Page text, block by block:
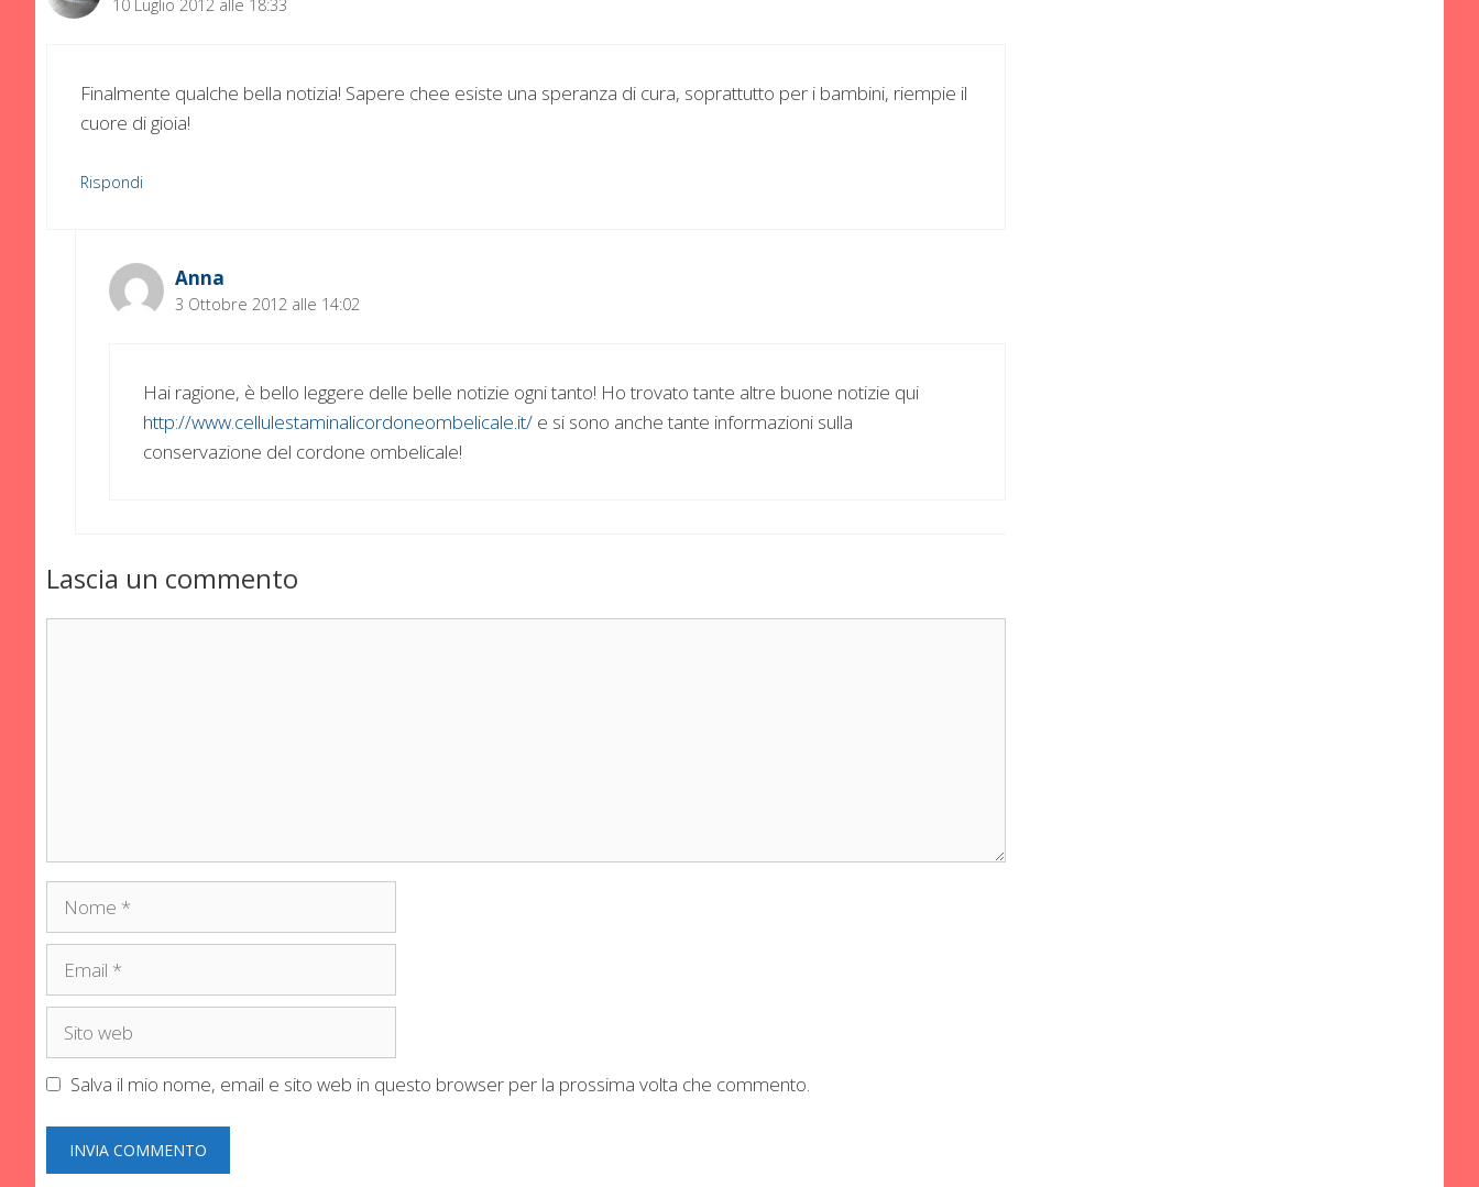
10 Luglio 2012 alle 18:33
Finalmente qualche bella notizia! Sapere chee esiste una speranza di cura, soprattutto per i bambini, riempie il
cuore di gioia!
Rispondi
Anna
3 Ottobre 2012 alle 14:02
Hai ragione, è bello leggere delle belle notizie ogni tanto! Ho trovato tante altre buone notizie qui
http://www.cellulestaminalicordoneombelicale.it/e si sono anche tante informazioni sulla
conservazione del cordone ombelicale!
Lascia un commento
Nome
Email
Sito
Salva il mio nome, email e sito web in questo browser per la prossima volta che commento.